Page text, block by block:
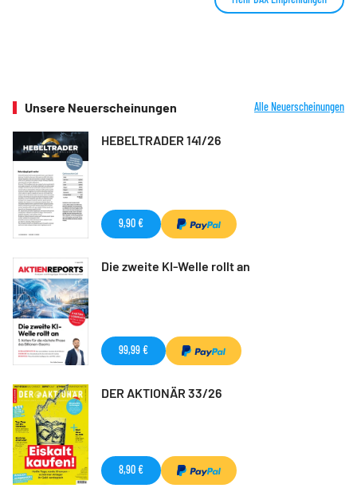
Unsere Neuerscheinungen Alle Neuerscheinungen
HEBELTRADER 141/26
9,90 €
Die zweite KI-Welle rollt an
99,99 €
DER AKTIONÄR 33/26
8,90 €